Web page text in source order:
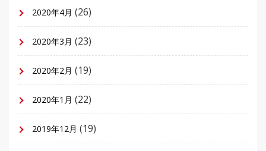
2020年4月 (26)
2020年3月 (23)
2020年2月 (19)
2020年1月 (22)
2019年12月 (19)